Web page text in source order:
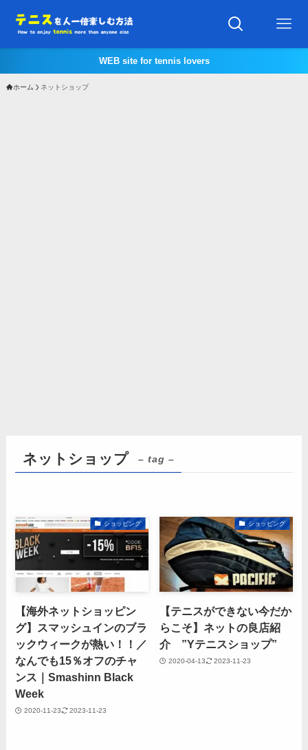
WEB site for tennis lovers
ホーム ネットショップ
ネットショップ – tag –
ショッピング
【海外ネットショッピン
グ】スマッシュインのブラ
ックウィークが熱い！！／
なんでも15％オフのチャ
ンス｜Smashinn Black
Week
2020-11-23 2023-11-23
ショッピング
【テニスができない今だか
らこそ】ネットの良店紹
介 ”Yテニスショップ”
2020-04-13 2023-11-23